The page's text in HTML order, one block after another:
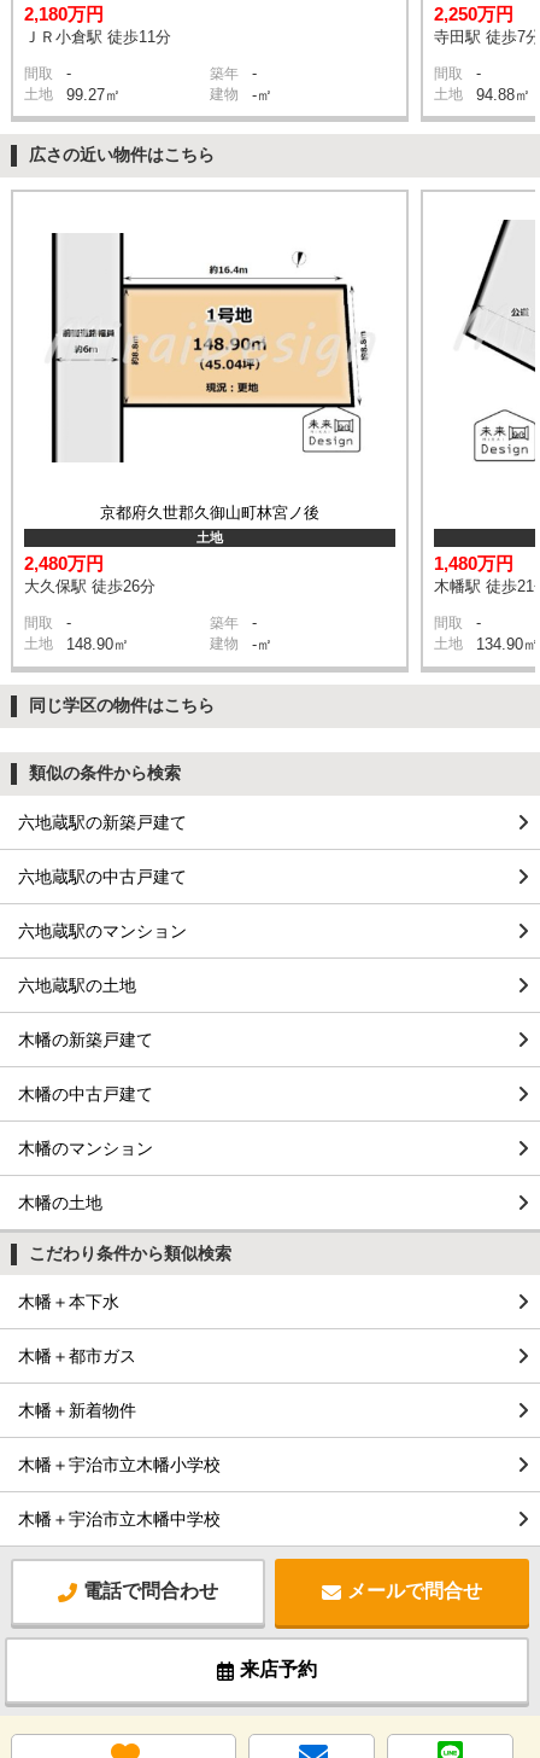
2,180万円
ＪＲ小倉駅 徒歩11分
間取 - 築年 -
土地 99.27㎡ 建物 -㎡
2,250万円
寺田駅 徒歩7分
間取 -
土地 94.88㎡
広さの近い物件はこちら
京都府久世郡久御山町林宮ノ後
土地
2,480万円
大久保駅 徒歩26分
間取 - 築年 -
土地 148.90㎡ 建物 -㎡
1,480万円
木幡駅 徒歩21
間取 -
土地 134.90㎡
同じ学区の物件はこちら
類似の条件から検索
六地蔵駅の新築戸建て
六地蔵駅の中古戸建て
六地蔵駅のマンション
六地蔵駅の土地
木幡の新築戸建て
木幡の中古戸建て
木幡のマンション
木幡の土地
こだわり条件から類似検索
木幡＋本下水
木幡＋都市ガス
木幡＋新着物件
木幡＋宇治市立木幡小学校
木幡＋宇治市立木幡中学校
電話で問合わせ メールで問合せ
来店予約